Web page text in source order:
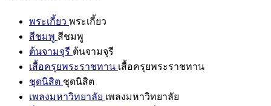
พระเกี้ยว พระเกี้ยว
สีชมพู สีชมพู
ต้นจามจุรี ต้นจามจุรี
เสื้อครุยพระราชทาน เสื้อครุยพระราชทาน
ชุดนิสิต ชุดนิสิต
เพลงมหาวิทยาลัย เพลงมหาวิทยาลัย